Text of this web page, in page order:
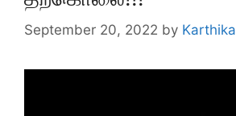
September 20, 2022 by Karthika